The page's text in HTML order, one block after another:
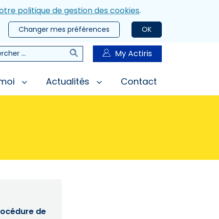
politique de gestion des cookies.
OK
Changer mes préférences
RechercherMy Actiris
Actualités Contact
de